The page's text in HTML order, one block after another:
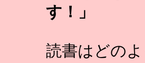
す！」
読書はどの